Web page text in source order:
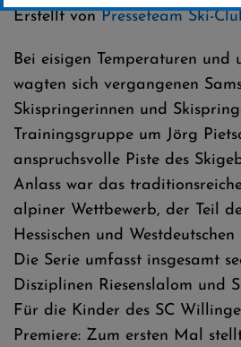
Erstellt vonPresseteam Ski-
Bei eisigen Temperaturen und
wagten sich vergangenen
Skispringerinnen und
Trainingsgruppe um Jörg
anspruchsvolle Piste des
Anlass war das
alpiner Wettbewerb, der Teil
Hessischen und
Die Serie umfasst insgesamt
Disziplinen Riesenslalom und
Für die Kinder des SC
Premiere: Zum ersten Mal